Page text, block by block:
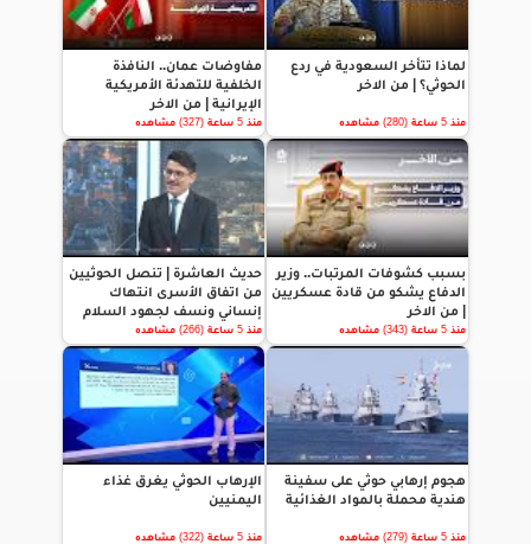
لماذا تتأخر السعودية في ردع
الحوثي؟ | من الاخر
منذ 5 ساعة (280) مشاهده
مفاوضات عمان.. النافذة
الخلفية للتهدئة الأمريكية
الإيرانية | من الاخر
منذ 5 ساعة (327) مشاهده
بسبب كشوفات المرتبات.. وزير
الدفاع يشكو من قادة عسكريين
| من الاخر
منذ 5 ساعة (343) مشاهده
حديث العاشرة | تنصل الحوثيين
من اتفاق الأسرى انتهاك
إنساني ونسف لجهود السلام
منذ 5 ساعة (266) مشاهده
هجوم إرهابي حوثي على سفينة
هندية محملة بالمواد الغذائية
منذ 5 ساعة (279) مشاهده
الإرهاب الحوثي يغرق غذاء
اليمنيين
منذ 5 ساعة (322) مشاهده